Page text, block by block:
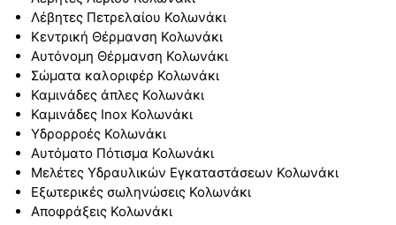
Λέβητες Πετρελαίου Κολωνάκι
Κεντρική Θέρμανση Κολωνάκι
Αυτόνομη Θέρμανση Κολωνάκι
Σώματα καλοριφέρ Κολωνάκι
Καμινάδες άπλες Κολωνάκι
Καμινάδες Inox Κολωνάκι
Υδρορροές Κολωνάκι
Αυτόματο Πότισμα Κολωνάκι
Μελέτες Υδραυλικών Εγκαταστάσεων Κολωνάκι
Εξωτερικές σωληνώσεις Κολωνάκι
Αποφράξεις Κολωνάκι